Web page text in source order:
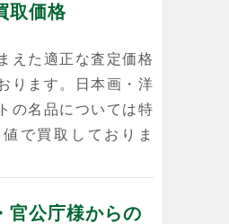
取価格
えた適正な査定価格
ります。日本画・洋
の名品については特
で買取しておりま
官公庁様からの